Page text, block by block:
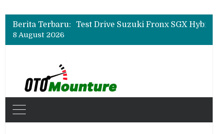
Berita Terbaru:
Beli Mobil Jangan Cuma Lihat Cicilan, TAF dan OJK Tekankan Pentingnya Literasi Keuangan
Beli Mobil Jangan Cuma Lihat Cicilan, TAF dan OJK Tekankan Pentingnya Literasi Keuangan
8 August 2026